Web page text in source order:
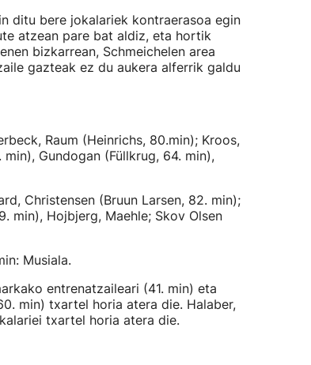
ditu bere jokalariek kontraerasoa egin
atzean pare bat aldiz, eta hortik
bizkarrean, Schmeichelen area
gazteak ez du aukera alferrik galdu
Raum (Heinrichs, 80.min); Kroos,
Gundogan (Füllkrug, 64. min),
Christensen (Bruun Larsen, 82. min);
min), Hojbjerg, Maehle; Skov Olsen
Musiala.
entrenatzaileari (41. min) eta
min) txartel horia atera die. Halaber,
txartel horia atera die.